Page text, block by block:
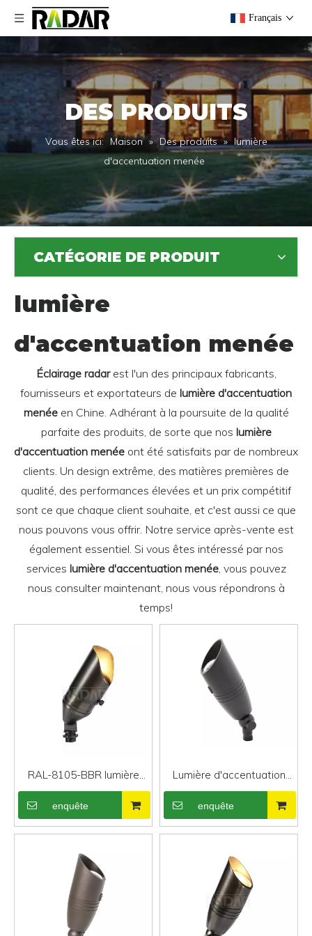
Français
DES PRODUITS
Vous êtes ici: Maison » Des produits » lumière
d'accentuation menée
CATÉGORIE DE PRODUIT
lumière
d'accentuation menée
Éclairage radarest l'un des principaux fabricants,
fournisseurs et exportateurs de lumière d'accentuation
menéeen Chine. Adhérant à la poursuite de la qualité
parfaite des produits, de sorte que nos lumière
d'accentuation menée ont été satisfaits par de nombreux
clients. Un design extrême, des matières premières de
qualité, des performances élevées et un prix compétitif
sont ce que chaque client souhaite, et c'est aussi ce que
nous pouvons vous offrir. Notre service après-vente est
également essentiel. Si vous êtes intéressé par nos
services lumière d'accentuation menée, vous pouvez
nous consulter maintenant, nous vous répondrons à
temps!
RAL-8105-BBR lumière
d'accent de paysage
menée par vente directe
d'usine de haute qualité
enquête
Lumière d'accentuation
LED en aluminium de haute
qualité RAL-6102-ABK
enquête